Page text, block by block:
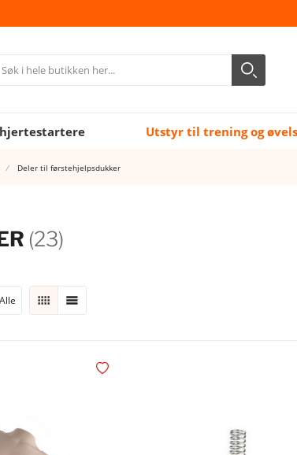
Close search
Søk
Utstyr til trening og
Deler til førstehjelpsdukker
(23)
Alle RUTENETT
LISTE
Legg i ønskelisten